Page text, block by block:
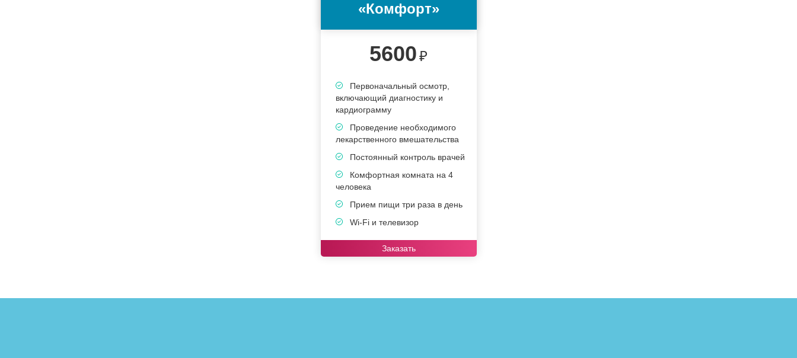
«Комфорт»
5600₽
Первоначальный осмотр,
включающий диагностику и
кардиограмму
Проведение необходимого
лекарственного вмешательства
Постоянный контроль врачей
Комфортная комната на 4
человека
Прием пищи три раза в день
Wi-Fi и телевизор
Заказать